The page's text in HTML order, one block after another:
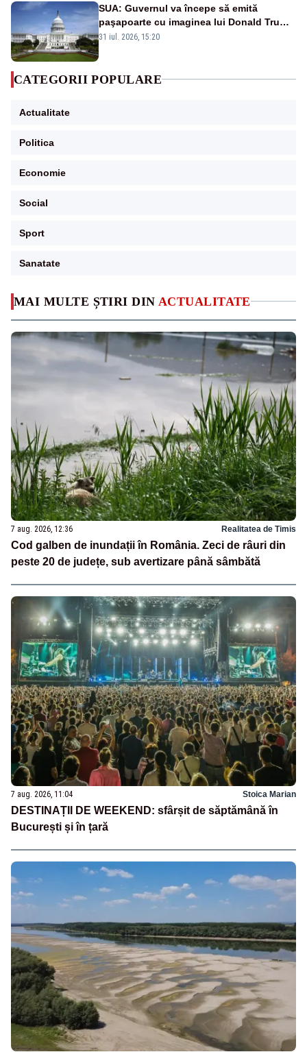
MAI MULTE ȘTIRI DIN ACTUALITATE
7 aug. 2026, 12:36 Realitatea de Timis
Cod galben de inundații în România. Zeci de râuri din
peste 20 de județe, sub avertizare până sâmbătă
7 aug. 2026, 11:04 Stoica Marian
DESTINAȚII DE WEEKEND: sfârșit de săptămână în
București și în țară
SUA: Guvernul va începe să emită
paşapoarte cu imaginea lui Donald Trump
începând cu 8 august
31 iul. 2026, 15:20
CATEGORII POPULARE
Actualitate
Politica
Economie
Social
Sport
Sanatate